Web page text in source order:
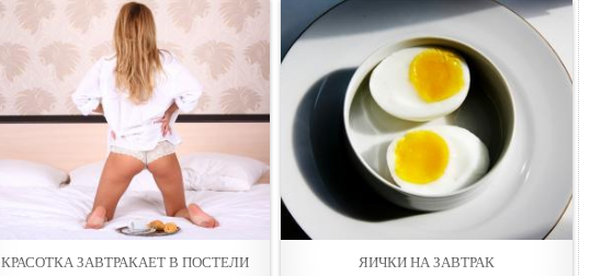
КРАСОТКА ЗАВТРАКАЕТ В ПОСТЕЛИ ЯИЧКИ НА ЗАВТРАК